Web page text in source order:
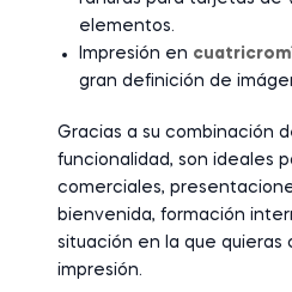
elementos.
Impresión en
gran definición de
Gracias a su combinación
funcionalidad, son ideales
comerciales,
bienvenida, formación
situación en la que quieras
impresión.